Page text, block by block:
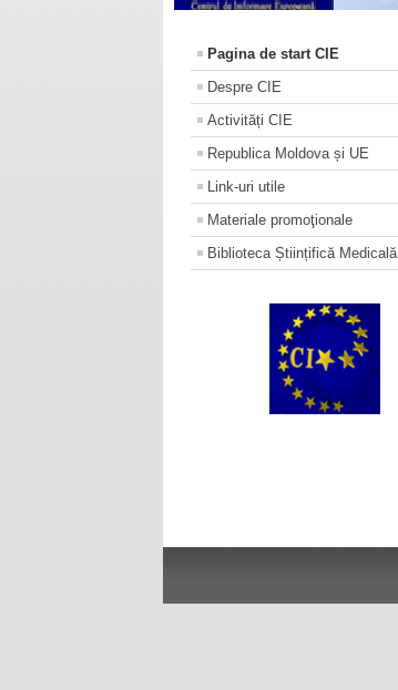
Pagina de start CIE
Despre CIE
Activități CIE
Republica Moldova și UE
Link-uri utile
Materiale promoţionale
Biblioteca Științifică Medicală